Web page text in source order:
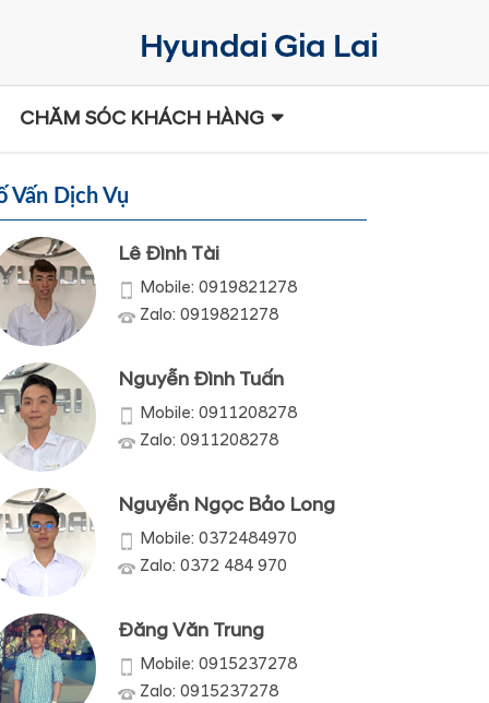
CHĂM SÓC KHÁCH HÀNG
Vấn Dịch Vụ
Lê Đình Tài
Mobile: 0919821278
Zalo: 0919821278
Nguyễn Đình Tuấn
Mobile: 0911208278
Zalo: 0911208278
Nguyễn Ngọc Bảo Long
Mobile: 0372484970
Zalo: 0372 484 970
Đăng Văn Trung
Mobile: 0915237278
Zalo: 0915237278